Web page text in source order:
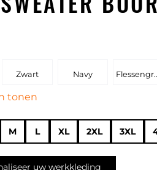
Zwart Navy
tonen
M L XL 2XL 3XL
uw werkkleding